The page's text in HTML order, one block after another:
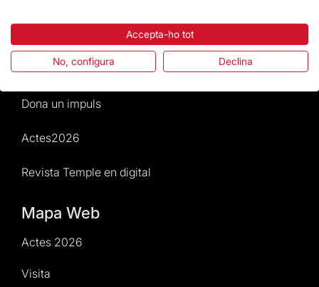
Agenda
Dona un impuls
Actes2026
Revista Temple en digital
Mapa Web
Actes 2026
Visita
Accepta-ho tot
No, configura Declina